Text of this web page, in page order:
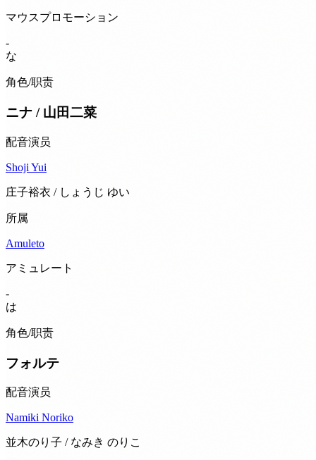
マウスプロモーション
-
な
角色/职责
ニナ / 山田二菜
配音演员
Shoji Yui
庄子裕衣 / しょうじ ゆい
所属
Amuleto
アミュレート
-
は
角色/职责
フォルテ
配音演员
Namiki Noriko
並木のり子 / なみき のりこ